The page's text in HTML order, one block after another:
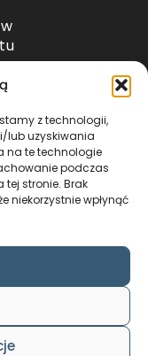
z technologii,
lub uzyskiwania
na te technologie
podczas
stronie. Brak
niekorzystnie wpłynąć
paletowe
ŁUKASZ